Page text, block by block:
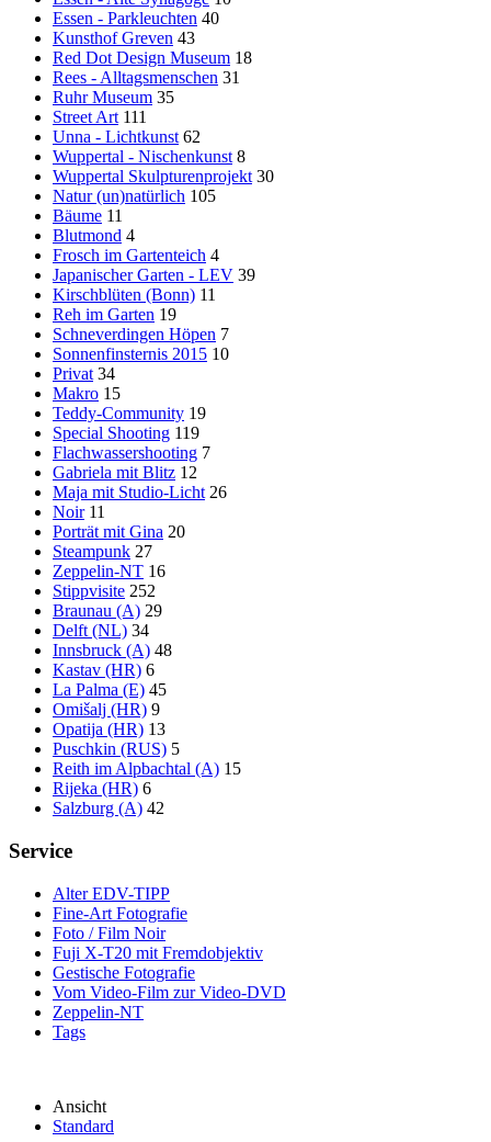
Essen - Parkleuchten 40
Kunsthof Greven 43
Red Dot Design Museum 18
Rees - Alltagsmenschen 31
Ruhr Museum 35
Street Art 111
Unna - Lichtkunst 62
Wuppertal - Nischenkunst 8
Wuppertal Skulpturenprojekt 30
Natur (un)natürlich 105
Bäume 11
Blutmond 4
Frosch im Gartenteich 4
Japanischer Garten - LEV 39
Kirschblüten (Bonn) 11
Reh im Garten 19
Schneverdingen Höpen 7
Sonnenfinsternis 2015 10
Privat 34
Makro 15
Teddy-Community 19
Special Shooting 119
Flachwassershooting 7
Gabriela mit Blitz 12
Maja mit Studio-Licht 26
Noir 11
Porträt mit Gina 20
Steampunk 27
Zeppelin-NT 16
Stippvisite 252
Braunau (A) 29
Delft (NL) 34
Innsbruck (A) 48
Kastav (HR) 6
La Palma (E) 45
Omišalj (HR) 9
Opatija (HR) 13
Puschkin (RUS) 5
Reith im Alpbachtal (A) 15
Rijeka (HR) 6
Salzburg (A) 42
Service
Alter EDV-TIPP
Fine-Art Fotografie
Foto / Film Noir
Fuji X-T20 mit Fremdobjektiv
Gestische Fotografie
Vom Video-Film zur Video-DVD
Zeppelin-NT
Tags
Ansicht
Standard